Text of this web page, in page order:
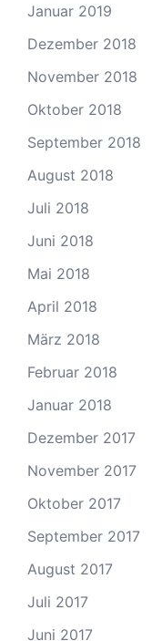
Januar 2019
Dezember 2018
November 2018
Oktober 2018
September 2018
August 2018
Juli 2018
Juni 2018
Mai 2018
April 2018
März 2018
Februar 2018
Januar 2018
Dezember 2017
November 2017
Oktober 2017
September 2017
August 2017
Juli 2017
Juni 2017